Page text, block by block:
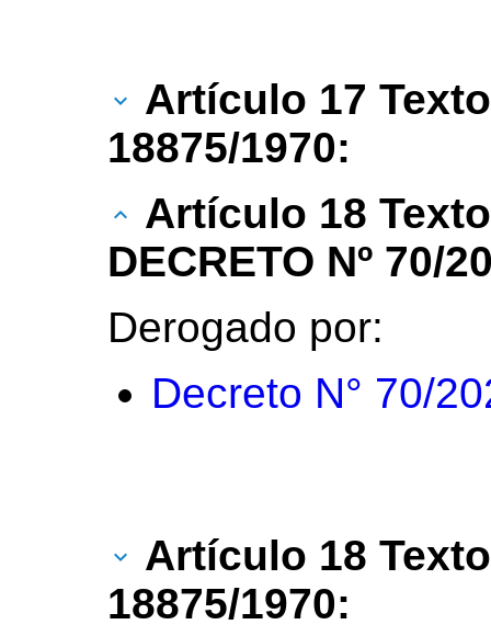
Artículo 17
18875/1970:
Artículo 18
DECRETO Nº 70/
Derogado por:
Decreto N° 70/
Artículo 18
18875/1970: